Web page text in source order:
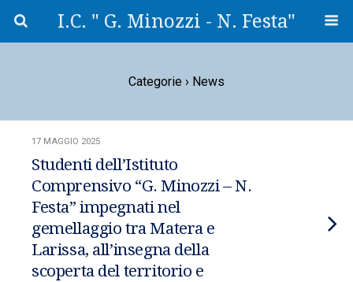
I.C. " G. Minozzi - N. Festa"
Categorie › News
17 MAGGIO 2025
Studenti dell’Istituto
Comprensivo “G. Minozzi – N.
Festa” impegnati nel
gemellaggio tra Matera e
Larissa, all’insegna della
scoperta del territorio e